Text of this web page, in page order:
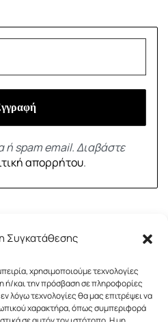
Συγκατάθεσης
χρησιμοποιούμε τεχνολογίες
και την πρόσβαση σε πληροφορίες
λόγω τεχνολογίες θα μας επιτρέψει να
χαρακτήρα, όπως συμπεριφορά
ή spam email. Διαβάστε
απορρήτου.